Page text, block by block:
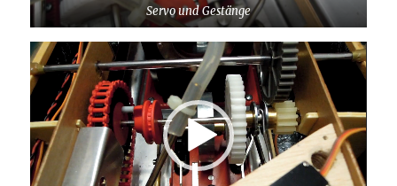
Servo und Gestänge
Video-
Player